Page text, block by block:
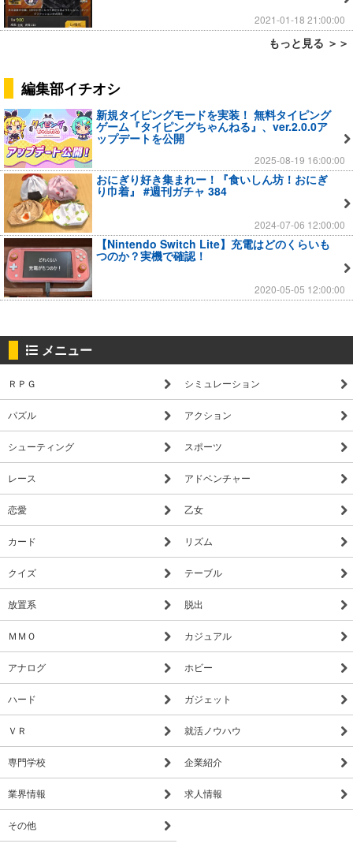
2021-01-18 21:00:00
もっと見る ＞＞
編集部イチオシ
新規タイピングモードを実装！ 無料タイピング
ゲーム『タイピングちゃんねる』、ver.2.0.0ア
ップデートを公開
2025-08-19 16:00:00
おにぎり好き集まれー！『食いしん坊！おにぎ
り巾着』 #週刊ガチャ 384
2024-07-06 12:00:00
【Nintendo Switch Lite】充電はどのくらいも
つのか？実機で確認！
2020-05-05 12:00:00
メニュー
ＲＰＧ シミュレーション
パズル アクション
シューティング スポーツ
レース アドベンチャー
恋愛 乙女
カード リズム
クイズ テーブル
放置系 脱出
ＭＭＯ カジュアル
アナログ ホビー
ハード ガジェット
ＶＲ 就活ノウハウ
専門学校 企業紹介
業界情報 求人情報
その他